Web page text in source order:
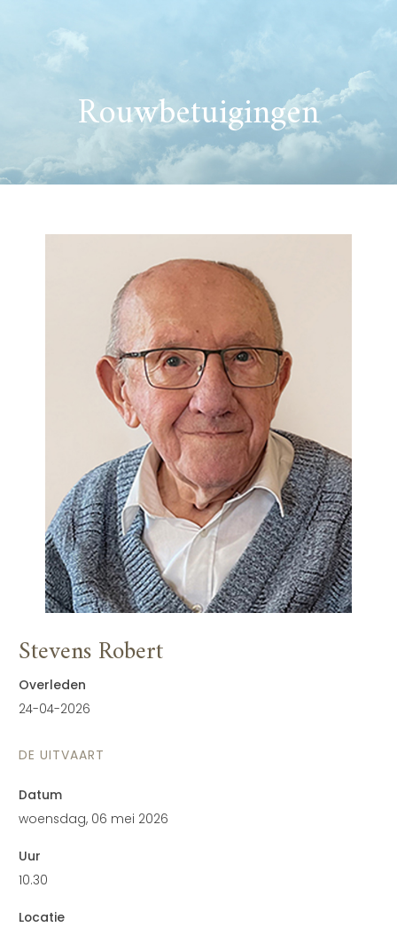
Rouwbetuigingen
Stevens Robert
Overleden
24-04-2026
DE UITVAART
Datum
woensdag, 06 mei 2026
Uur
10.30
Locatie